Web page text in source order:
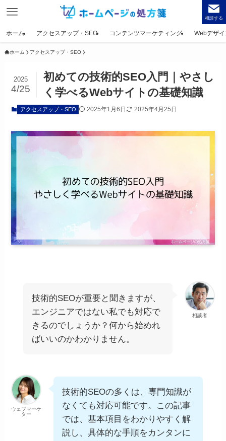
相談する
ホーム アクセスアップ・SEO コンテンツマーケティング Webデザ
ホーム アクセスアップ・SEO
初めての技術的SEO入門｜やさし
く学べるWebサイトの基礎知識
2025
4/25
アクセスアップ・SEO 2025年1月6日 2025年4月25日
相談者
技術的SEOが重要と聞きますが、
エンジニアではない私でも対応で
きるのでしょうか？何から始めれ
ばいいのかわかりません。
ウェブマーケ
ター
技術的SEOの多くは、専門知識が
なくても対応可能です。この記事
では、基本項目をわかりやすく解
説し、具体的な手順をカンタンに